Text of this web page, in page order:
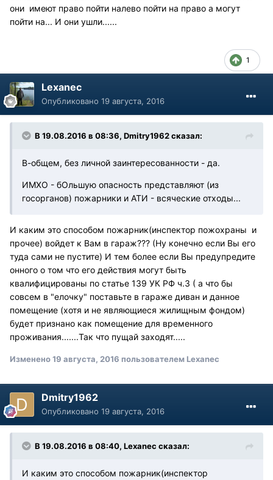
они имеют право пойти налево пойти на право а могут
пойти на... И они ушли......
1
Lexanec
Опубликовано 19 августа, 2016
В 19.08.2016 в 08:36, Dmitry1962 сказал:
В-общем, без личной заинтересованности - да.
ИМХО - бОльшую опасность представляют (из
госорганов) пожарники и АТИ - всяческие отходы...
И каким это способом пожарник(инспектор пожохраны и
прочее) войдет к Вам в гараж??? (Ну конечно если Вы его
туда сами не пустите) И тем более если Вы предупредите
онного о том что его действия могут быть
квалифицированы по статье 139 УК РФ ч.3 ( а что бы
совсем в "елочку" поставьте в гараже диван и данное
помещение (хотя и не являющиеся жилищным фондом)
будет признано как помещение для временного
проживания.......Так что пущай заходят.....
Изменено19 августа, 2016 пользователем Lexanec
Dmitry1962
Опубликовано 19 августа, 2016
В 19.08.2016 в 08:40, Lexanec сказал:
И каким это способом пожарник(инспектор